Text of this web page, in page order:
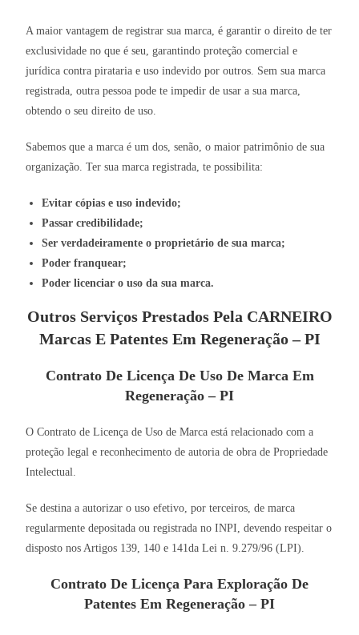
A maior vantagem de registrar sua marca, é garantir o direito de ter
exclusividade no que é seu, garantindo proteção comercial e
jurídica contra pirataria e uso indevido por outros. Sem sua marca
registrada, outra pessoa pode te impedir de usar a sua marca,
obtendo o seu direito de uso.
Sabemos que a marca é um dos, senão, o maior patrimônio de sua
organização. Ter sua marca registrada, te possibilita:
Evitar cópias e uso indevido;
Passar credibilidade;
Ser verdadeiramente o proprietário de sua marca;
Poder franquear;
Poder licenciar o uso da sua marca.
Outros Serviços Prestados Pela CARNEIRO
Marcas E Patentes Em Regeneração – PI
Contrato De Licença De Uso De Marca Em
Regeneração – PI
O Contrato de Licença de Uso de Marca está relacionado com a
proteção legal e reconhecimento de autoria de obra de Propriedade
Intelectual.
Se destina a autorizar o uso efetivo, por terceiros, de marca
regularmente depositada ou registrada no INPI, devendo respeitar o
disposto nos Artigos 139, 140 e 141da Lei n. 9.279/96 (LPI).
Contrato De Licença Para Exploração De
Patentes Em Regeneração – PI